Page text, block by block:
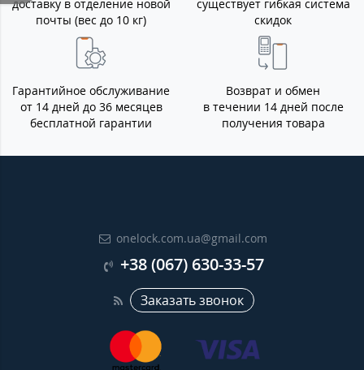
доставку в отделение новой
почты (вес до 10 кг)
существует гибкая система
скидок
Гарантийное обслуживание
от 14 дней до 36 месяцев
бесплатной гарантии
Возврат и обмен
в течении 14 дней после
получения товара
onelock.com.ua@gmail.com
+38 (067) 630-33-57
Заказать звонок